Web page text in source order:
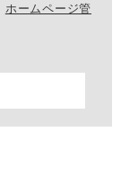
ホームページ管